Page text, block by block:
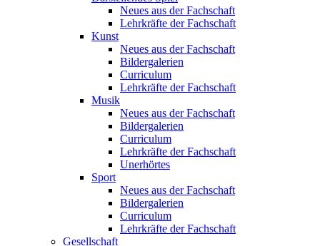
Neues aus der Fachschaft
Lehrkräfte der Fachschaft
Kunst
Neues aus der Fachschaft
Bildergalerien
Curriculum
Lehrkräfte der Fachschaft
Musik
Neues aus der Fachschaft
Bildergalerien
Curriculum
Lehrkräfte der Fachschaft
Unerhörtes
Sport
Neues aus der Fachschaft
Bildergalerien
Curriculum
Lehrkräfte der Fachschaft
Gesellschaft